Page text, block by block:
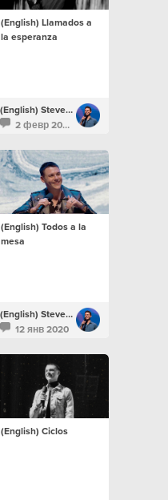
(English) Llamados a
la esperanza
(English) Steven Richards
2 февр 2020
(English) Todos a la
mesa
(English) Steven Richards
12 янв 2020
(English) Ciclos